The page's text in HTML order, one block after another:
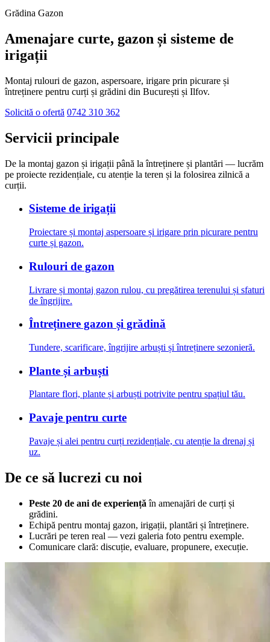
Grădina Gazon
Amenajare curte, gazon și sisteme de
irigații
Montaj rulouri de gazon, aspersoare, irigare prin picurare și
întreținere pentru curți și grădini din București și Ilfov.
Solicită o ofertă 0742 310 362
Servicii principale
De la montaj gazon și irigații până la întreținere și plantări — lucrăm
pe proiecte rezidențiale, cu atenție la teren și la folosirea zilnică a
curții.
Sisteme de irigații
Proiectare și montaj aspersoare și irigare prin picurare pentru
curte și gazon.
Rulouri de gazon
Livrare și montaj gazon rulou, cu pregătirea terenului și sfaturi
de îngrijire.
Întreținere gazon și grădină
Tundere, scarificare, îngrijire arbuști și întreținere sezonieră.
Plante și arbuști
Plantare flori, plante și arbuști potrivite pentru spațiul tău.
Pavaje pentru curte
Pavaje și alei pentru curți rezidențiale, cu atenție la drenaj și
uz.
De ce să lucrezi cu noi
Peste 20 de ani de experiență în amenajări de curți și
grădini.
Echipă pentru montaj gazon, irigații, plantări și întreținere.
Lucrări pe teren real — vezi galeria foto pentru exemple.
Comunicare clară: discuție, evaluare, propunere, execuție.